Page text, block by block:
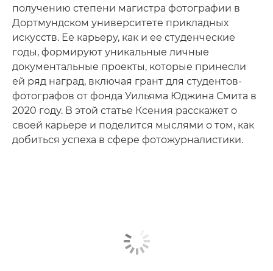
получению степени магистра фотографии в
Дортмундском университете прикладных
искусств. Ее карьеру, как и ее студенческие
годы, формируют уникальные личные
документальные проекты, которые принесли
ей ряд наград, включая грант для студентов-
фотографов от фонда Уильяма Юджина Смита в
2020 году. В этой статье Ксения расскажет о
своей карьере и поделится мыслями о том, как
добиться успеха в сфере фотожурналистики.